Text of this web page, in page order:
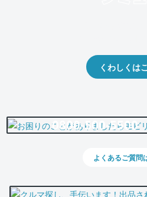
くわしくは
0800-500-5500
よくあるご質問